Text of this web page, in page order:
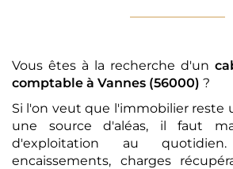
Vous êtes à la recherche d'un
comptable à Vannes (56000) ?
Si l'on veut que l'immobilier reste
une source d'aléas, il faut
d'exploitation au
encaissements, charges